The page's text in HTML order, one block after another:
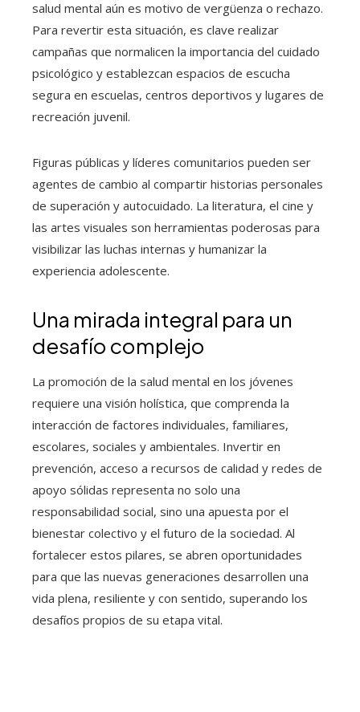
salud mental aún es motivo de vergüenza o rechazo.
Para revertir esta situación, es clave realizar
campañas que normalicen la importancia del cuidado
psicológico y establezcan espacios de escucha
segura en escuelas, centros deportivos y lugares de
recreación juvenil.
Figuras públicas y líderes comunitarios pueden ser
agentes de cambio al compartir historias personales
de superación y autocuidado. La literatura, el cine y
las artes visuales son herramientas poderosas para
visibilizar las luchas internas y humanizar la
experiencia adolescente.
Una mirada integral para un
desafío complejo
La promoción de la salud mental en los jóvenes
requiere una visión holística, que comprenda la
interacción de factores individuales, familiares,
escolares, sociales y ambientales. Invertir en
prevención, acceso a recursos de calidad y redes de
apoyo sólidas representa no solo una
responsabilidad social, sino una apuesta por el
bienestar colectivo y el futuro de la sociedad. Al
fortalecer estos pilares, se abren oportunidades
para que las nuevas generaciones desarrollen una
vida plena, resiliente y con sentido, superando los
desafíos propios de su etapa vital.